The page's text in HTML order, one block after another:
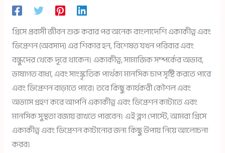
গ্রিসে প্রবাসী জীবন শুরু করার পর অনেক বাংলাদেশি একাকীত্ব এবং
ডিপ্রেশন (অবসাদ) এর শিকার হন, বিশেষত যখন পরিবার এবং
বন্ধুদের থেকে দূরে থাকেন। একাকীত্ব, সামাজিক সম্পর্কের অভাব,
ভাষাগত বাধা, এবং সাংস্কৃতিক পার্থক্য মানসিক চাপ সৃষ্টি করতে পারে
এবং ডিপ্রেশন বাড়াতে পারে। তবে কিছু কার্যকরী কৌশল এবং
অভ্যাস গ্রহণ করে আপনি একাকীত্ব এবং ডিপ্রেশন কাটাতে এবং
মানসিক সুস্থতা বজায় রাখতে পারবেন। এই ব্লগ পোস্টে, আমরা গ্রিসে
একাকীত্ব এবং ডিপ্রেশন কাটানোর জন্য কিছু উপায় নিয়ে আলোচনা
করব।